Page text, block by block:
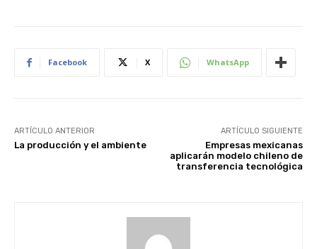
Facebook X WhatsApp
ARTÍCULO ANTERIOR
La producción y el ambiente
ARTÍCULO SIGUIENTE
Empresas mexicanas
aplicarán modelo chileno de
transferencia tecnológica